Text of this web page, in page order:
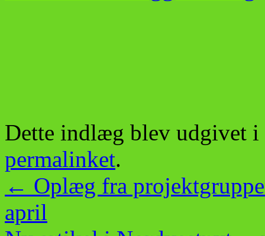
Dette indlæg blev udgivet i
permalinket.
← Oplæg fra
april